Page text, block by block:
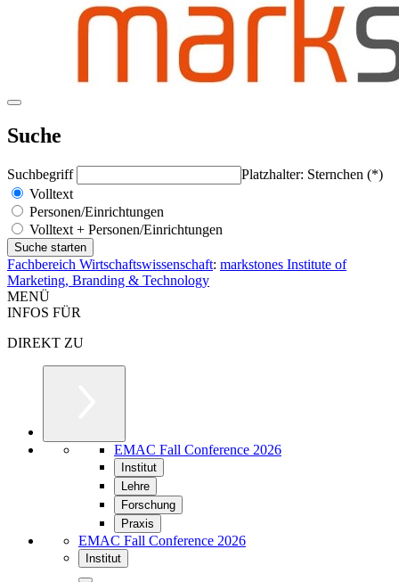
Suche
Suchbegriff
Platzhalter: Sternchen (*)
Volltext
Personen/Einrichtungen
Volltext + Personen/Einrichtungen
Fachbereich Wirtschaftswissenschaft: markstones Institute of
Marketing, Branding & Technology
MENÜ
INFOS FÜR
DIREKT ZU
EMAC Fall Conference 2026
Institut
Lehre
Forschung
Praxis
EMAC Fall Conference 2026
Institut